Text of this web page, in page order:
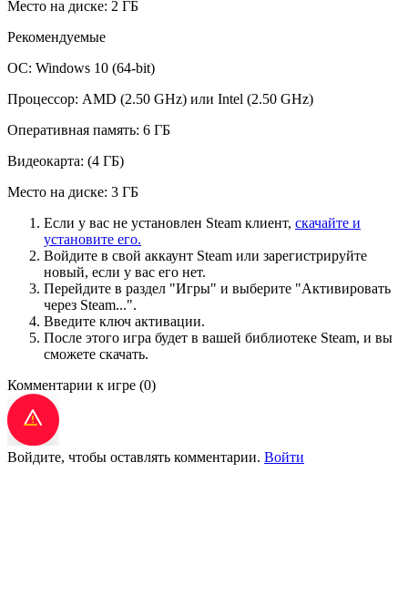
Место на диске: 2 ГБ
Рекомендуемые
ОС: Windows 10 (64-bit)
Процессор: AMD (2.50 GHz) или Intel (2.50 GHz)
Оперативная память: 6 ГБ
Видеокарта: (4 ГБ)
Место на диске: 3 ГБ
Если у вас не установлен Steam клиент, скачайте и
установите его.
Войдите в свой аккаунт Steam или зарегистрируйте
новый, если у вас его нет.
Перейдите в раздел "Игры" и выберите "Активировать
через Steam...".
Введите ключ активации.
После этого игра будет в вашей библиотеке Steam, и вы
сможете скачать.
Комментарии к игре (0)
Войдите, чтобы оставлять комментарии. Войти